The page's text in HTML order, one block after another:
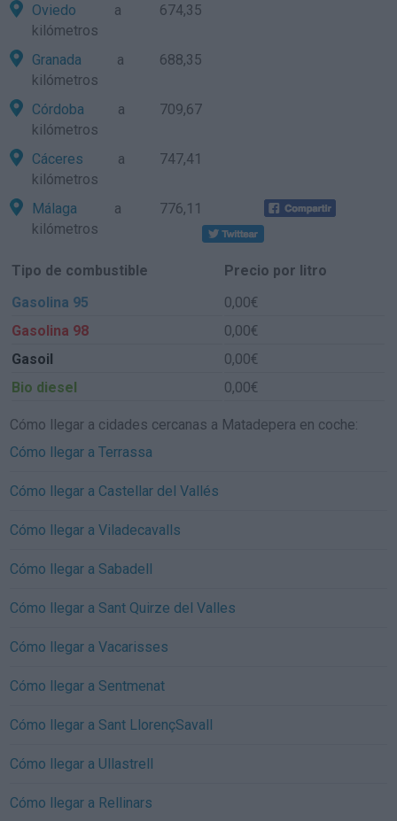
Oviedo a 674,35
kilómetros
Granada a 688,35
kilómetros
Córdoba a 709,67
kilómetros
Cáceres a 747,41
kilómetros
Málaga a 776,11
kilómetros
Tipo de combustible
Precio por litro
Gasolina 95
0,00€
Gasolina 98
0,00€
Gasoil
0,00€
Bio diesel
0,00€
Cómo llegar a cidades cercanas a Matadepera en coche:
Cómo llegar a Terrassa
Cómo llegar a Castellar del Vallés
Cómo llegar a Viladecavalls
Cómo llegar a Sabadell
Cómo llegar a Sant Quirze del Valles
Cómo llegar a Vacarisses
Cómo llegar a Sentmenat
Cómo llegar a Sant LlorençSavall
Cómo llegar a Ullastrell
Cómo llegar a Rellinars